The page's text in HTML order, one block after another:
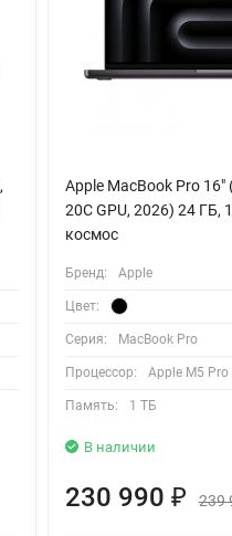
трёх Thunderbolt 4 (USB-
Apple MacBook Pro 16"
20C GPU, 2026) 24 ГБ,
космос
Бренд: Apple
Цвет:
Серия: MacBook Pro
Процессор: Apple M5 Pro
Память: 1 ТБ
В наличии
230 990 ₽ 239